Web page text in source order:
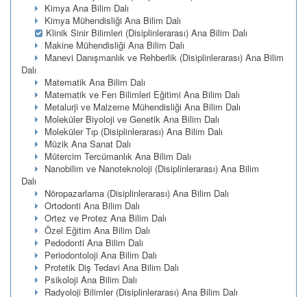
Kimya Ana Bilim Dalı
Kimya Mühendisliği Ana Bilim Dalı
Klinik Sinir Bilimleri (Disiplinlerarası) Ana Bilim Dalı
Makine Mühendisliği Ana Bilim Dalı
Manevi Danışmanlık ve Rehberlik (Disiplinlerarası) Ana Bilim
Dalı
Matematik Ana Bilim Dalı
Matematik ve Fen Bilimleri Eğitimi Ana Bilim Dalı
Metalurji ve Malzeme Mühendisliği Ana Bilim Dalı
Moleküler Biyoloji ve Genetik Ana Bilim Dalı
Moleküler Tıp (Disiplinlerarası) Ana Bilim Dalı
Müzik Ana Sanat Dalı
Mütercim Tercümanlık Ana Bilim Dalı
Nanobilim ve Nanoteknoloji (Disiplinlerarası) Ana Bilim
Dalı
Nöropazarlama (Disiplinlerarası) Ana Bilim Dalı
Ortodonti Ana Bilim Dalı
Ortez ve Protez Ana Bilim Dalı
Özel Eğitim Ana Bilim Dalı
Pedodonti Ana Bilim Dalı
Periodontoloji Ana Bilim Dalı
Protetik Diş Tedavi Ana Bilim Dalı
Psikoloji Ana Bilim Dalı
Radyoloji Bilimler (Disiplinlerarası) Ana Bilim Dalı